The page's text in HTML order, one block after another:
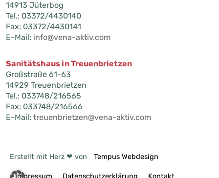
14913 Jüterbog
Tel.: 03372/4430140
Fax: 03372/4430141
E-Mail: info@vena-aktiv.com
Sanitätshaus in Treuenbrietzen
Großstraße 61-63
14929 Treuenbrietzen
Tel.: 033748/216565
Fax: 033748/216566
E-Mail: treuenbrietzen@vena-aktiv.com
Erstellt mit Herz ❤ von Tempus Webdesign
neuem
Impressum Datenschutzerklärung Kontakt